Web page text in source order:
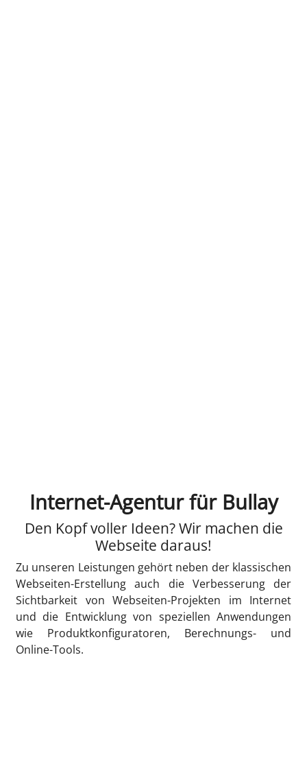
Internet-Agentur für Bullay
Den Kopf voller Ideen? Wir machen die
Webseite daraus!
Zu unseren Leistungen gehört neben der klassischen
Webseiten-Erstellung auch die Verbesserung der
Sichtbarkeit von Webseiten-Projekten im Internet
und die Entwicklung von speziellen Anwendungen
wie Produktkonfiguratoren, Berechnungs- und
Online-Tools.